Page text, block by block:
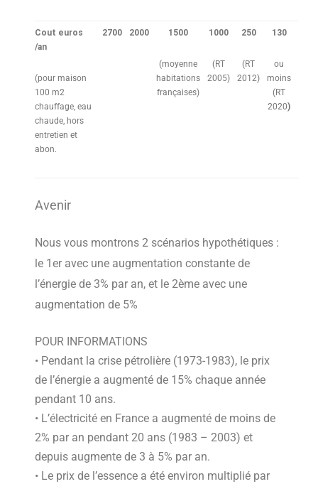
Cout euros
/an
(pour maison
100 m2
chauffage, eau
chaude, hors
entretien et
abon.
2700 2000 1500
(moyenne
habitations
françaises)
1000
(RT
2005)
250
(RT
2012)
130
ou
moins
(RT
2020)
Avenir
Nous vous montrons 2 scénarios hypothétiques :
le 1er avec une augmentation constante de
l’énergie de 3% par an, et le 2ème avec une
augmentation de 5%
POUR INFORMATIONS
• Pendant la crise pétrolière (1973-1983), le prix
de l’énergie a augmenté de 15% chaque année
pendant 10 ans.
• L’électricité en France a augmenté de moins de
2% par an pendant 20 ans (1983 – 2003) et
depuis augmente de 3 à 5% par an.
• Le prix de l’essence a été environ multiplié par